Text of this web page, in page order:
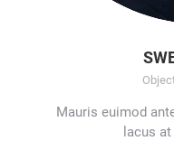
Mauris euimod
lacus